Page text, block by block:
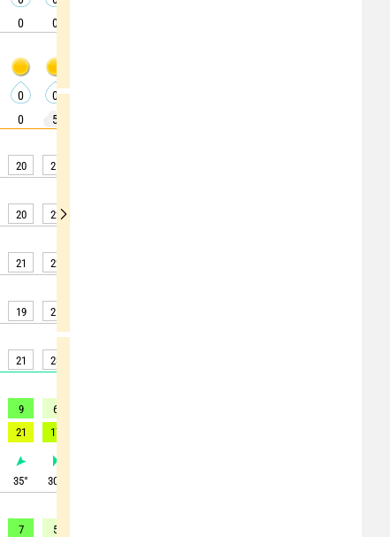
0 0
0 0
0 5
20 21
20 22
21 22
19 21
21 23
9 6
21 17
35° 30
7 5